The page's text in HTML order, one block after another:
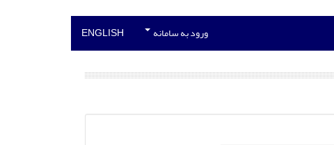
ورود به سامانه ENGLISH